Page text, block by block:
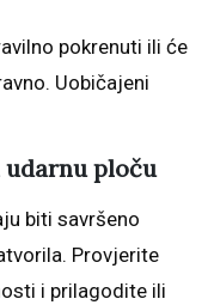
pokrenuti ili će
Uobičajeni
ploču
biti savršeno
Provjerite
i prilagodite ili